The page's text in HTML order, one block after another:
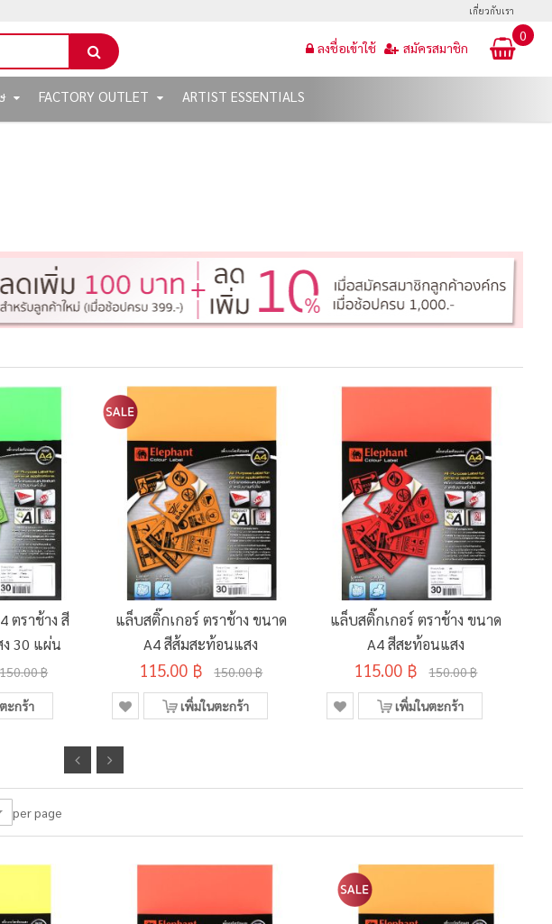
เกี่ยวกับเรา
0
ลงชื่อเข้าใช้ สมัครสมาชิก
FACTORY OUTLET
ARTIST ESSENTIALS
ตราช้าง สี
30 แผ่น
150.00 ฿
ะกร้า
แล็บสติ๊กเกอร์ ตราช้าง ขนาด
A4 สีส้มสะท้อนแสง
115.00 ฿ 150.00 ฿
เพิ่มในตะกร้า
แล็บสติ๊กเกอร์ ตราช้าง ขนาด
A4 สีสะท้อนแสง
115.00 ฿ 150.00 ฿
เพิ่มในตะกร้า
per page